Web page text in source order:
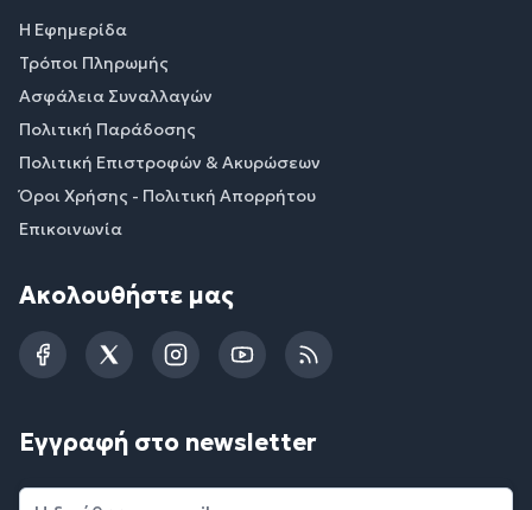
Η Εφημερίδα
Τρόποι Πληρωμής
Ασφάλεια Συναλλαγών
Πολιτική Παράδοσης
Πολιτική Επιστροφών & Ακυρώσεων
Όροι Χρήσης - Πολιτική Απορρήτου
Επικοινωνία
Ακολουθήστε μας
FacebookTwitterInstagramYouTubeRSS
Εγγραφή στο newsletter